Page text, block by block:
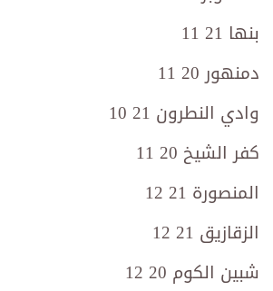
بنها 21 11
دمنهور 20 11
وادي النطرون 21 10
كفر الشيخ 20 11
المنصورة 21 12
الزقازيق 21 12
شبين الكوم 20 12